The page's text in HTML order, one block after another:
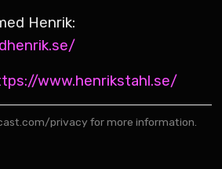
Henrik:
www.henrikstahl.se/
privacy for more information.